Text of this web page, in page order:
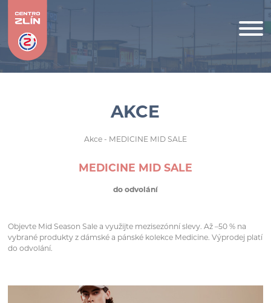
AKCE
Akce - MEDICINE MID SALE
MEDICINE MID SALE
do odvolání
Objevte Mid Season Sale a využijte mezisezónní slevy. Až –50 % na
vybrané produkty z dámské a pánské kolekce Medicine. Výprodej platí
do odvolání.